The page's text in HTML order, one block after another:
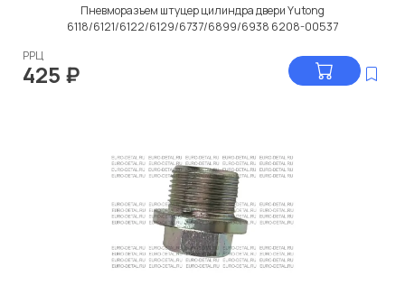
Пневморазъем штуцер цилиндра двери Yutong
6118/6121/6122/6129/6737/6899/6938 6208-00537
РРЦ
425 ₽